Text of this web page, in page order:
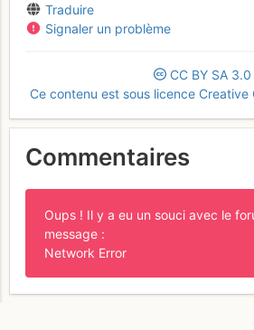
Traduire
Signaler un problème
CC BY SA 3.0
Ce contenu est sous licence Creative
Commentaires
Oups ! Il y a eu un souci avec le
message :
Network Error